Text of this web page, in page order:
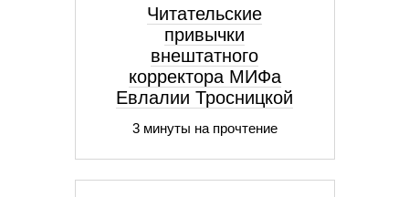
Читательские
привычки
внештатного
корректора МИФа
Евлалии Тросницкой
3 минуты на прочтение